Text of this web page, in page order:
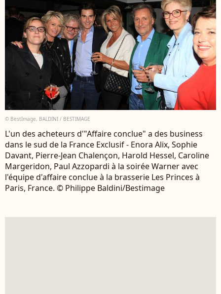
© BestImage, BALDINI / BESTIMAGE
L'un des acheteurs d'"Affaire conclue" a des business
dans le sud de la France Exclusif - Enora Alix, Sophie
Davant, Pierre-Jean Chalençon, Harold Hessel, Caroline
Margeridon, Paul Azzopardi à la soirée Warner avec
l'équipe d'affaire conclue à la brasserie Les Princes à
Paris, France. © Philippe Baldini/Bestimage